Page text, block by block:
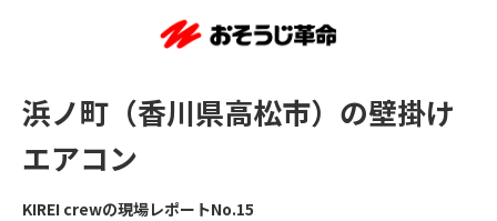
浜ノ町（香川県高松市）の壁掛け
エアコン
KIREI crewの現場レポートNo.15